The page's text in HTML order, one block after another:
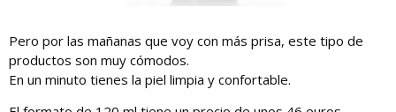
Pero por las mañanas que voy con más prisa, este tipo de
productos son muy cómodos.
En un minuto tienes la piel limpia y confortable.